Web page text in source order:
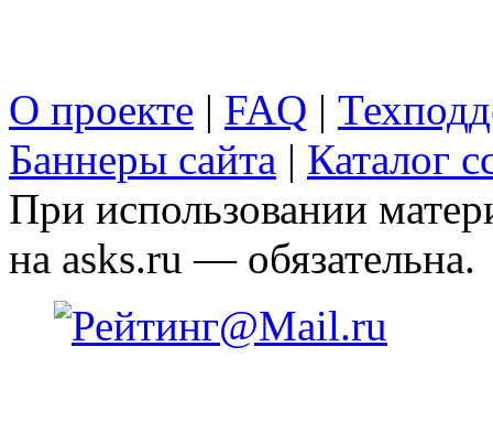
О проекте | FAQ |
Баннеры сайта | Каталог
При использовании
на asks.ru — обязательна.